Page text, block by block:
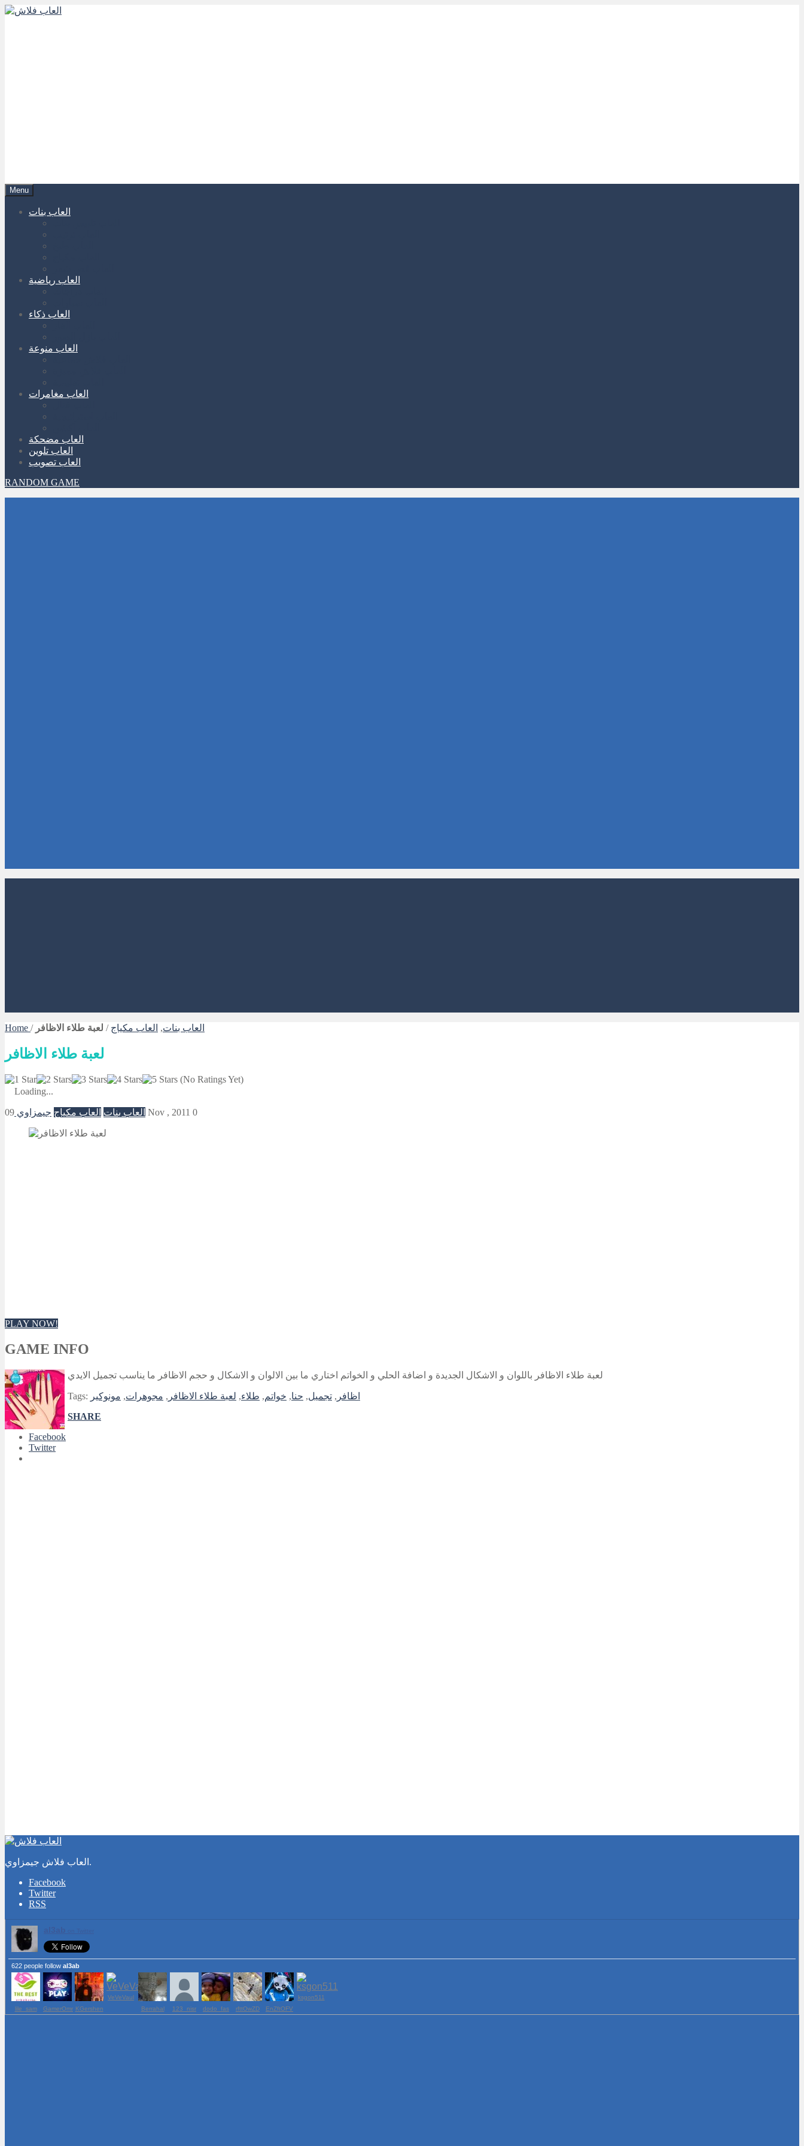
Menu
العاب بنات
العاب رياضية
العاب ذكاء
العاب منوعة
العاب مغامرات
العاب مضحكة
العاب تلوين
العاب تصويب
RANDOM GAME
Home / العاب بنات, العاب مكياج / لعبة طلاء الاظافر
لعبة طلاء الاظافر
(No Ratings Yet)
Loading...
العاب بنات العاب مكياج جيمزاوي 09 Nov , 2011 0
PLAY NOW!
GAME INFO
لعبة طلاء الاظافر باللوان و الاشكال الجديدة و اضافة الحلي و الخواتم اختاري ما بين الالوان و الاشكال و حجم الاظافر ما يناسب تجميل الايدي
Tags: اظافر , تجميل, حنا, خواتم, طلاء, لعبة طلاء الاظافر , مجوهرات, مونوكير
SHARE
Facebook
Twitter
العاب فلاش جيمزاوي.
Facebook
Twitter
RSS
622 people follow al3ab
lile_sam GamerOmr KGershen
VeVeVaul
Berrahal
123_nisr dodo_fas rfttOwZD EnZftOFV
ksgon511